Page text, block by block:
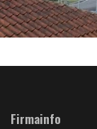
Firmainfo